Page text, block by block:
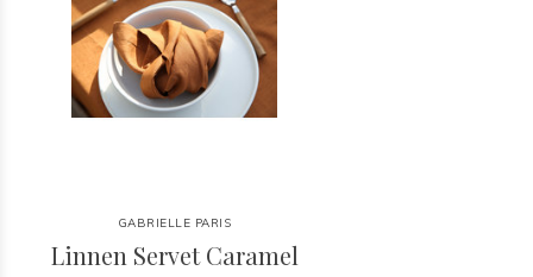
GABRIELLE PARIS
Linnen Servet Caramel